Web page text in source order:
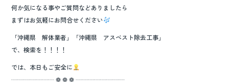
何か気になる事やご質問などありましたら
まずはお気軽にお問合せください
「沖縄県 解体業者」「沖縄県 アスベスト除去工事」
で、検索を！！！！
では、本日もご安全に
┈┈┈┈┈┈┈ ❁ ❁ ❁ ┈┈┈┈┈┈┈┈